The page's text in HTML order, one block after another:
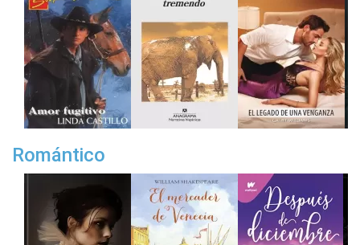
Romántico